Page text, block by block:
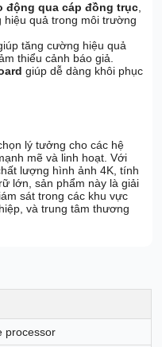
động qua cáp đồng trục
hiệu quả trong môi trường
tăng cường hiệu quả
thiểu cảnh báo giả.
giúp dễ dàng khôi phục
lý tưởng cho các hệ
mẽ và linh hoạt. Với
lượng hình ảnh 4K, tính
lớn, sản phẩm này là giải
sát trong các khu vực
và trung tâm thương
processor